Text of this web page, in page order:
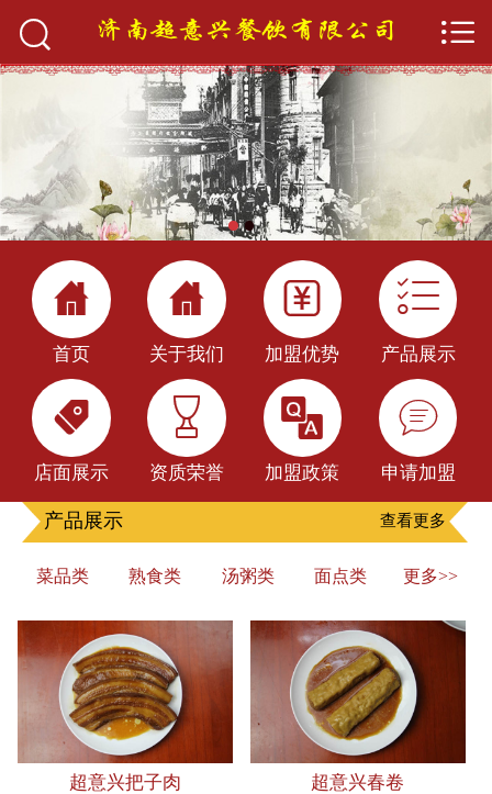
 首页
关于我们
产品展示
加盟优势
加盟政策
新闻中心
快餐技术
申请加盟



首页

关于我们

加盟优势

产品展示

店面展示

资质荣誉

加盟政策

申请加盟
产品展示 查看更多
菜品类 熟食类 汤粥类 面点类 更多>>
超意兴把子肉 超意兴春卷